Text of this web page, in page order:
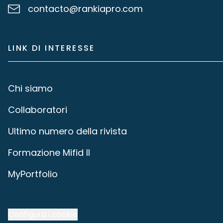
contacto@rankiapro.com
LINK DI INTERESSE
Chi siamo
Collaboratori
Ultimo numero della rivista
Formazione Mifid II
MyPortfolio